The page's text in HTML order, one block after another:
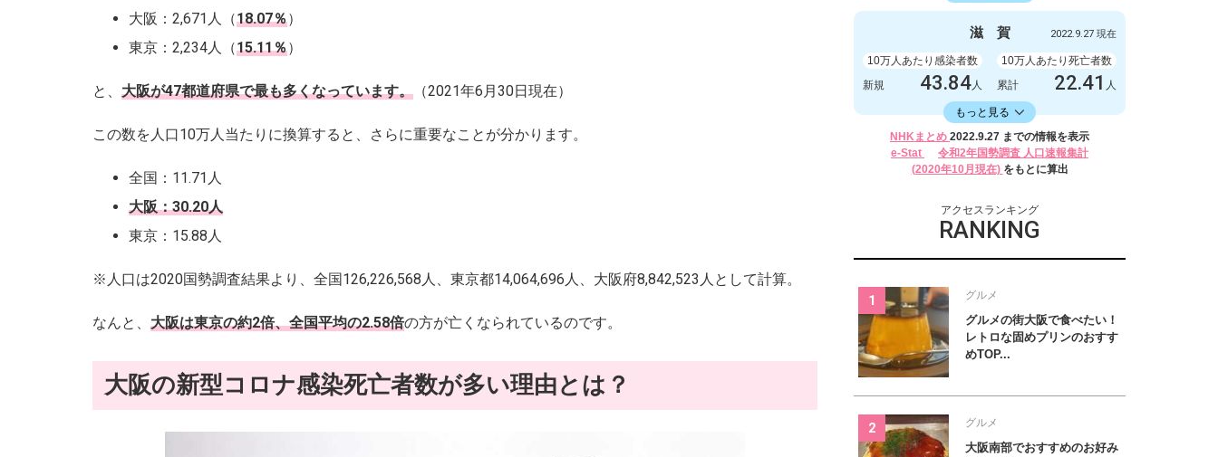
大阪：2,671人（18.07％）
東京：2,234人（15.11％）
と、 大阪が47都道府県で最も多くなっています。 （2021年6月30日現在）
この数を人口10万人当たりに換算すると、さらに重要なことが分かります。
全国：11.71人
大阪：30.20人
東京：15.88人
※人口は2020国勢調査結果より、全国126,226,568人、東京都14,064,696人、大阪府8,842,523人として計算。
なんと、 大阪は東京の約2倍、全国平均の2.58倍の方が亡くなられているのです。
大阪の新型コロナ感染死亡者数が多い理由とは？
感染者数
426人
死亡者数
新規
0人
累計
219788人 累計 522人
滋 賀 2022.9.27 現在
10万人あたり感染者数
新規
43.84人
10万人あたり死亡者数
累計
22.41 人
もっと見る
16406.17人
感染者数
620人
死亡者数
新規
232024
NHKまとめ 2022.9.27 までの情報を表示
e-Stat
令和2年国勢調査 人口速報集計
(2020年10月現在) をもとに算出
アクセスランキング
RANKING
グルメ
グルメの街大阪で食べたい！
レトロな固めプリンのおすす
めTOP...
グルメ
大阪南部でおすすめのお好み